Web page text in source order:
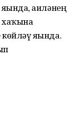
ғаиләнең
хаҡына
яғында.